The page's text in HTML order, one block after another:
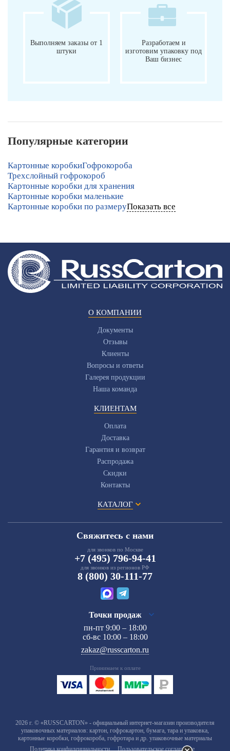
Выполняем заказы от 1
штуки
Разработаем и
изготовим упаковку под
Ваш бизнес
Популярные категории
Картонные коробкиГофрокороба
Трехслойный гофрокороб
Картонные коробки для хранения
Картонные коробки маленькие
Картонные коробки по размеруПоказать все
О КОМПАНИИ
Документы
Отзывы
Клиенты
Вопросы и ответы
Галерея продукции
Наша команда
КЛИЕНТАМ
Оплата
Доставка
Гарантия и возврат
Распродажа
Скидки
Контакты
КАТАЛОГ
Свяжитесь с нами
для звонков по Москве
+7 (495) 796-94-41
для звонков из регионов РФ
8 (800) 30-111-77
Точки продаж
пн-пт 9:00 – 18:00
сб-вс 10:00 – 18:00
zakaz@russcarton.ru
Принимаем к оплате
2026 г. © «RUSSCARTON» - официальный интернет-магазин производителя
упаковочных материалов: картон, гофрокартон, бумага, тара и упаковка,
картонные коробки, гофрокороба, гофротара и др. упаковочные материалы
Политика конфиденциальности
Пользовательское соглашение